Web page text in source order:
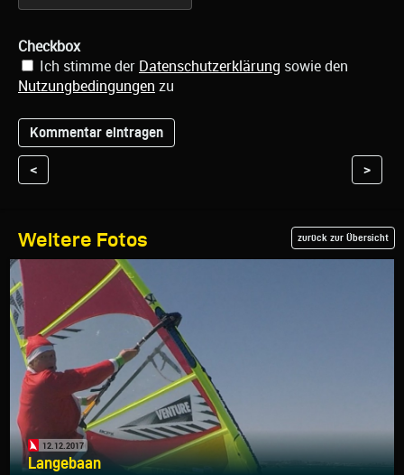
Checkbox
Ich stimme der Datenschutzerklärung sowie den
Nutzungbedingungen zu
< >
Weitere Fotos zurück zur Übersicht
12.12.2017
Langebaan